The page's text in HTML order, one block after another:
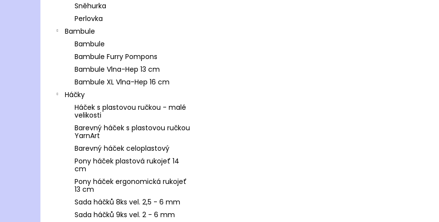
Sněhurka
Perlovka
Bambule
Bambule
Bambule Furry Pompons
Bambule Vlna-Hep 13 cm
Bambule XL Vlna-Hep 16 cm
Háčky
Háček s plastovou ručkou - malé
velikosti
Barevný háček s plastovou ručkou
YarnArt
Barevný háček celoplastový
Pony háček plastová rukojeť 14
cm
Pony háček ergonomická rukojeť
13 cm
Sada háčků 8ks vel. 2,5 - 6 mm
Sada háčků 9ks vel. 2 - 6 mm